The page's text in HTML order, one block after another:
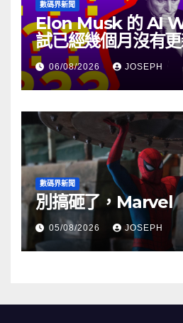
數碼界新聞
Elon Musk 的 AI
試已經幾個月沒有
06/08/2026 JOSEPH
數碼界新聞
別搞砸了，Marvel
05/08/2026 JOSEPH